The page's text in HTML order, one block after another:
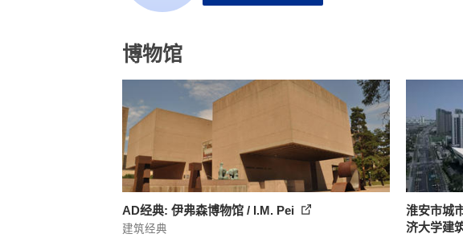
博物馆
AD经典: 伊弗森博物馆 / I.M. Pei
建筑经典
淮安市城
济大学建